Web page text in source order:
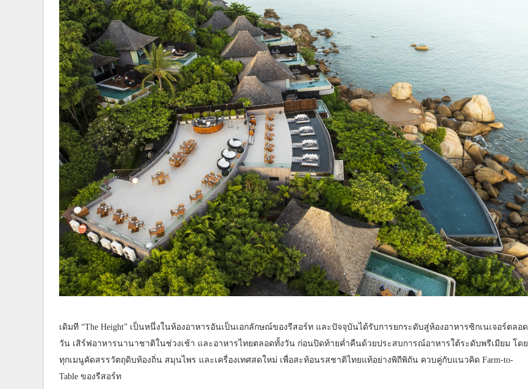
เดิมที “The Height” เป็นหนึ่งในห้องอาหารอันเป็นเอกลักษณ์ของรีสอร์ท และปัจจุบันได้รับการยกระดับสู่ห้องอาหารซิกเนเจอร์ตลอด
วัน เสิร์ฟอาหารนานาชาติในช่วงเช้า และอาหารไทยตลอดทั้งวัน ก่อนปิดท้ายค่ำคืนด้วยประสบการณ์อาหารใต้ระดับพรีเมียม โดย
ทุกเมนูคัดสรรวัตถุดิบท้องถิ่น สมุนไพร และเครื่องเทศสดใหม่ เพื่อสะท้อนรสชาติไทยแท้อย่างพิถีพิถัน ควบคู่กับแนวคิด Farm-to-
Table ของรีสอร์ท